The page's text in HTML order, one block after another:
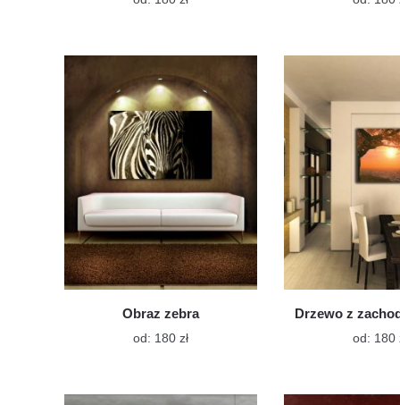
wiele
wariantów.
Opcje
można
na
stronie
produktu
Obraz zebra
od: 180 złTen
wiele
Drzewo z
od: 180